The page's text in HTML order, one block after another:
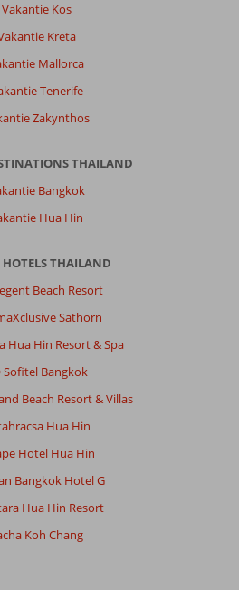
Vakantie Kos
Kreta
Mallorca
Tenerife
Zakynthos
THAILAND
Bangkok
Hua Hin
HOTELS THAILAND
Beach Resort
Sathorn
Hua Hin Resort & Spa
Sofitel Bangkok
Beach Resort & Villas
Hua Hin
Hotel Hua Hin
Bangkok Hotel G
Hua Hin Resort
Koh Chang